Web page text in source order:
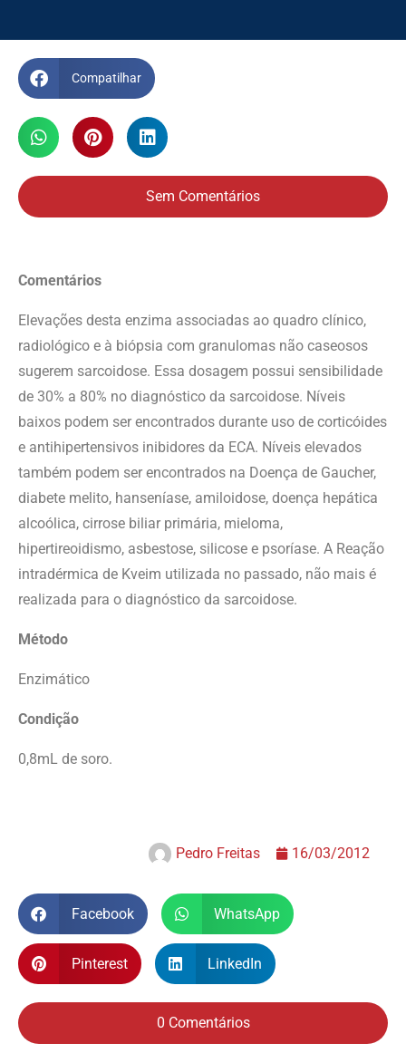
Compatilhar
Sem Comentários
Comentários
Elevações desta enzima associadas ao quadro clínico,
radiológico e à biópsia com granulomas não caseosos
sugerem sarcoidose. Essa dosagem possui sensibilidade
de 30% a 80% no diagnóstico da sarcoidose. Níveis
baixos podem ser encontrados durante uso de corticóides
e antihipertensivos inibidores da ECA. Níveis elevados
também podem ser encontrados na Doença de Gaucher,
diabete melito, hanseníase, amiloidose, doença hepática
alcoólica, cirrose biliar primária, mieloma,
hipertireoidismo, asbestose, silicose e psoríase. A Reação
intradérmica de Kveim utilizada no passado, não mais é
realizada para o diagnóstico da sarcoidose.
Método
Enzimático
Condição
0,8mL de soro.
Pedro Freitas 16/03/2012
Facebook WhatsApp
Pinterest LinkedIn
0 Comentários